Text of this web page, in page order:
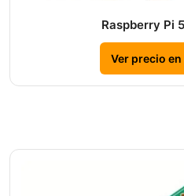
Raspberry Pi
Ver precio